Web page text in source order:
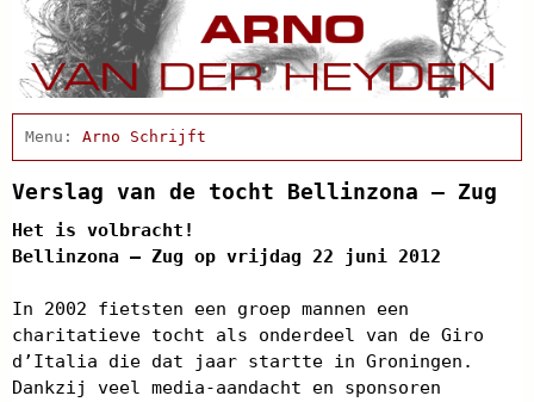
Home
Afscheidsbijeenkomst
Condoleance
Actueel
Arno Schrijft
Clips
Discografie
Schnabbel en babbel
Biografie
Agenda
In de pers
Verslag van de tocht Bellinzona – Zug
Het is volbracht!
Bellinzona – Zug op vrijdag 22 juni 2012
In 2002 fietsten een groep mannen een
charitatieve tocht als onderdeel van de Giro
d’Italia die dat jaar startte in Groningen.
Dankzij veel media-aandacht en sponsoren